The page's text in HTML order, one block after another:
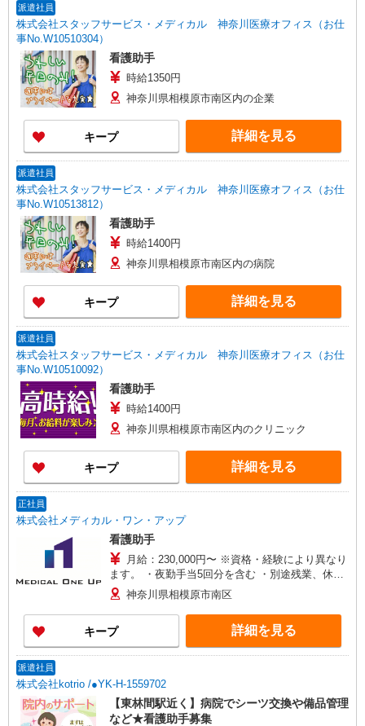
派遣社員
株式会社スタッフサービス・メディカル 神奈川医療オフィス（お仕
事No.W10510304）
看護助手
時給1350円
神奈川県相模原市南区内の企業
キープ 詳細を見る
派遣社員
株式会社スタッフサービス・メディカル 神奈川医療オフィス（お仕
事No.W10513812）
看護助手
時給1400円
神奈川県相模原市南区内の病院
キープ 詳細を見る
派遣社員
株式会社スタッフサービス・メディカル 神奈川医療オフィス（お仕
事No.W10510092）
看護助手
時給1400円
神奈川県相模原市南区内のクリニック
キープ 詳細を見る
正社員
株式会社メディカル・ワン・アップ
看護助手
月給：230,000円〜 ※資格・経験により異なり
ます。 ・夜勤手当5回分を含む ・別途残業、休日
等諸手当あり
神奈川県相模原市南区
キープ 詳細を見る
派遣社員
株式会社kotrio /●YK-H-1559702
【東林間駅近く】病院でシーツ交換や備品管理
など★看護助手募集